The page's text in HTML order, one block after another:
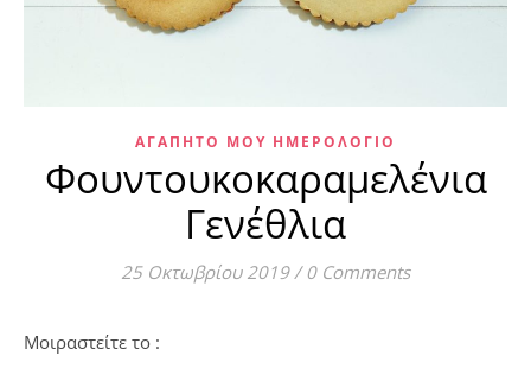
ΑΓΑΠΗΤΌ ΜΟΥ ΗΜΕΡΟΛΌΓΙΟ
Φουντουκοκαραμελένια
Γενέθλια
25 Οκτωβρίου 2019 / 0 Comments
Μοιραστείτε το :